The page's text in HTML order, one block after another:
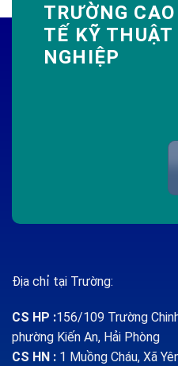
TRƯỜNG
TẾ KỸ THUẬT
NGHIỆP
Địa chỉ tại Trường:
CS HP :156/109 Trường
phường Kiến An, Hải Phòng
CS HN : 1 Muồng Cháu, Xã